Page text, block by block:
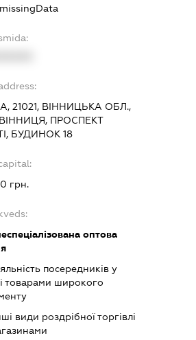
21021, ВІННИЦЬКА ОБЛ.,
ПРОСПЕКТ
БУДИНОК 18
грн.
оптова
посередників у
товарами широкого
види роздрібної торгівлі